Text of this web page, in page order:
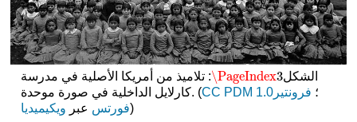
الشكل \PageIndex3
\PageIndex3
: تلاميذ من أمريكا الأصلية في مدرسة
كارلايل الداخلية في صورة موحدة. (CC PDM 1.0 ؛ فرونتير
فورتس عبر ويكيميديا )